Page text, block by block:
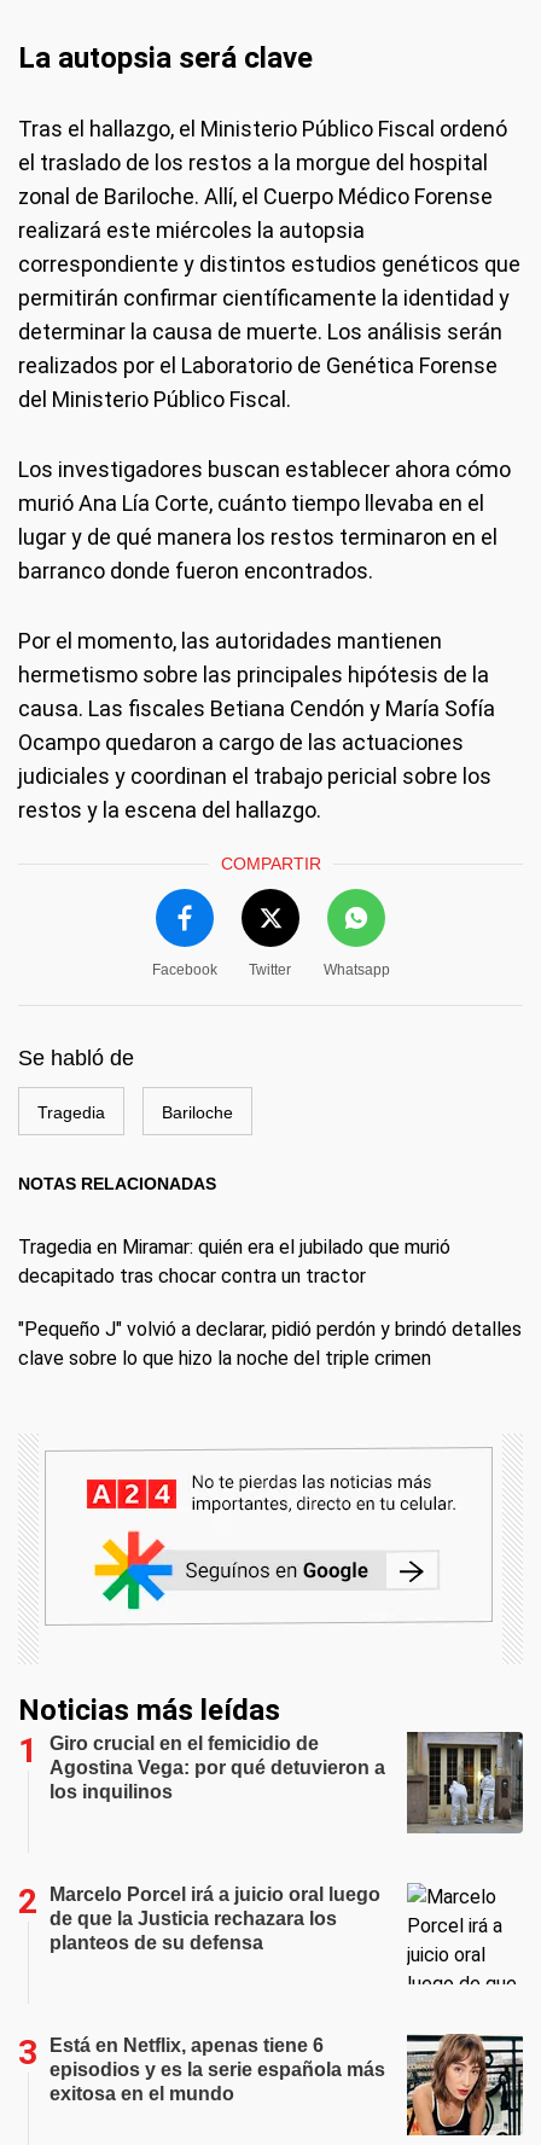
La autopsia será clave
Tras el hallazgo, el Ministerio Público Fiscal ordenó
el traslado de los restos a la morgue del hospital
zonal de Bariloche. Allí, el Cuerpo Médico Forense
realizará este miércoles la autopsia
correspondiente y distintos estudios genéticos que
permitirán confirmar científicamente la identidad y
determinar la causa de muerte. Los análisis serán
realizados por el Laboratorio de Genética Forense
del Ministerio Público Fiscal.
Los investigadores buscan establecer ahora cómo
murió Ana Lía Corte, cuánto tiempo llevaba en el
lugar y de qué manera los restos terminaron en el
barranco donde fueron encontrados.
Por el momento, las autoridades mantienen
hermetismo sobre las principales hipótesis de la
causa. Las fiscales Betiana Cendón y María Sofía
Ocampo quedaron a cargo de las actuaciones
judiciales y coordinan el trabajo pericial sobre los
restos y la escena del hallazgo.
COMPARTIR
Facebook Twitter Whatsapp
Se habló de
Tragedia Bariloche
NOTAS RELACIONADAS
Tragedia en Miramar: quién era el jubilado que murió
decapitado tras chocar contra un tractor
"Pequeño J" volvió a declarar, pidió perdón y brindó detalles
clave sobre lo que hizo la noche del triple crimen
Noticias más leídas
Giro crucial en el femicidio de
Agostina Vega: por qué detuvieron a
los inquilinos
Marcelo Porcel irá a juicio oral luego
de que la Justicia rechazara los
planteos de su defensa
Está en Netflix, apenas tiene 6
episodios y es la serie española más
exitosa en el mundo